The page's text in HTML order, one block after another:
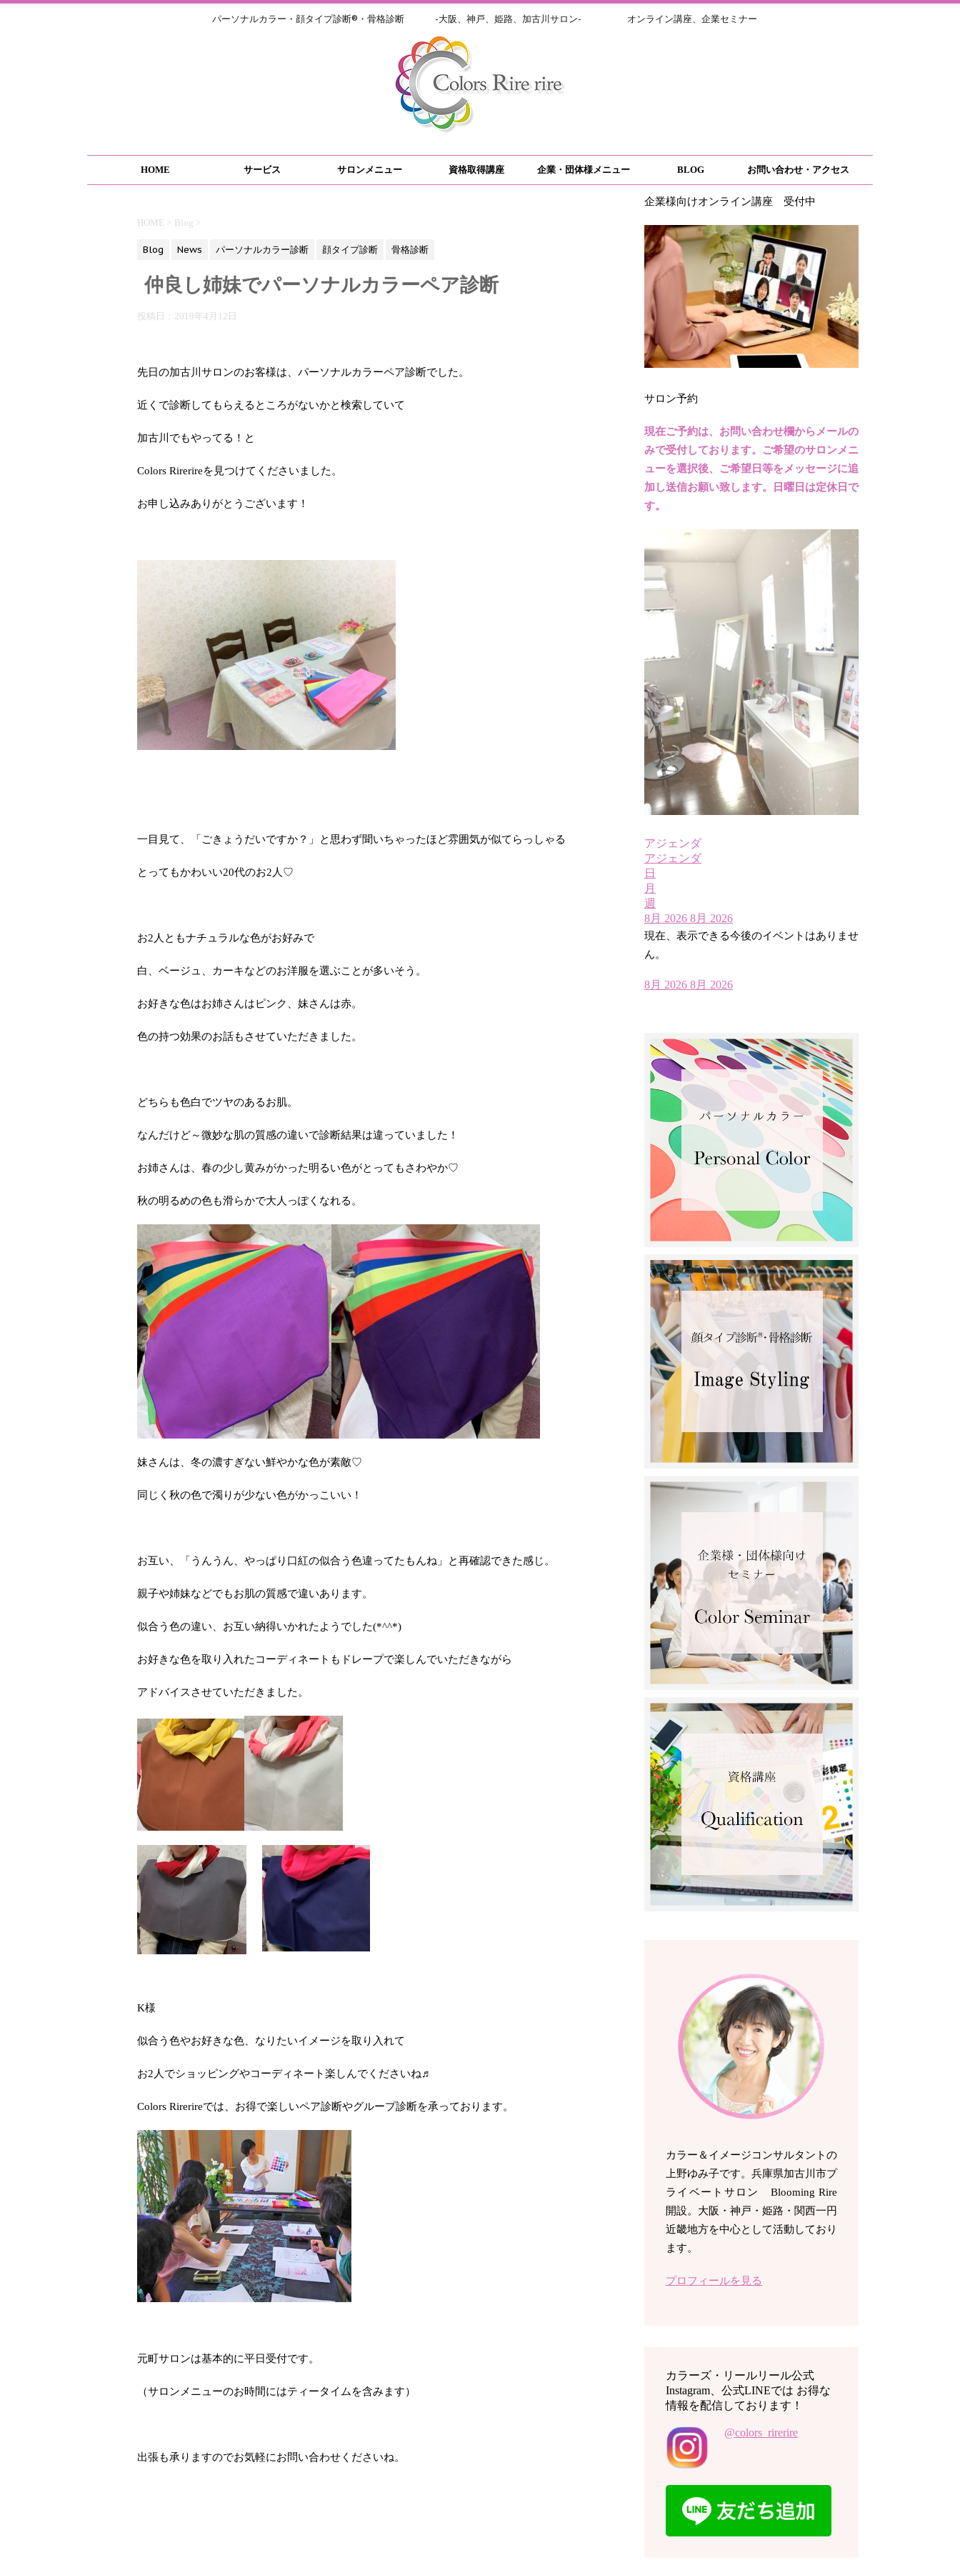
パーソナルカラー・顔タイプ診断®・骨格診断 -大阪、神戸、姫路、加古川サロン- オンライン講座、企業セミナー
HOME サービス サロンメニュー 資格取得講座 企業・団体様メニュー BLOG お問い合わせ・アクセス
HOME > Blog >
Blog News パーソナルカラー診断 顔タイプ診断 骨格診断
仲良し姉妹でパーソナルカラーペア診断
投稿日： 2019年4月12日
先日の加古川サロンのお客様は、パーソナルカラーペア診断でした。
近くで診断してもらえるところがないかと検索していて
加古川でもやってる！と
Colors Rirerireを見つけてくださいました。
お申し込みありがとうございます！
一目見て、「ごきょうだいですか？」と思わず聞いちゃったほど雰囲気が似てらっしゃる
とってもかわいい20代のお2人♡
お2人ともナチュラルな色がお好みで
白、ベージュ、カーキなどのお洋服を選ぶことが多いそう。
お好きな色はお姉さんはピンク、妹さんは赤。
色の持つ効果のお話もさせていただきました。
どちらも色白でツヤのあるお肌。
なんだけど～微妙な肌の質感の違いで診断結果は違っていました！
お姉さんは、春の少し黄みがかった明るい色がとってもさわやか♡
秋の明るめの色も滑らかで大人っぽくなれる。
妹さんは、冬の濃すぎない鮮やかな色が素敵♡
同じく秋の色で濁りが少ない色がかっこいい！
お互い、「うんうん、やっぱり口紅の似合う色違ってたもんね」と再確認できた感じ。
親子や姉妹などでもお肌の質感で違いあります。
似合う色の違い、お互い納得いかれたようでした(*^^*)
お好きな色を取り入れたコーディネートもドレープで楽しんでいただきながら
アドバイスさせていただきました。
K様
似合う色やお好きな色、なりたいイメージを取り入れて
お2人でショッピングやコーディネート楽しんでくださいね♬
Colors Rirerireでは、お得で楽しいペア診断やグループ診断を承っております。
元町サロンは基本的に平日受付です。
（サロンメニューのお時間にはティータイムを含みます）
出張も承りますのでお気軽にお問い合わせくださいね。
企業様向けオンライン講座 受付中
サロン予約
現在ご予約は、お問い合わせ欄からメールの
みで受付しております。ご希望のサロンメニ
ューを選択後、ご希望日等をメッセージに追
加し送信お願い致します。日曜日は定休日で
す。
アジェンダ
アジェンダ
日
月
週
8月 2026 8月 2026
現在、表示できる今後のイベントはありませ
ん。
8月 2026 8月 2026
カラー＆イメージコンサルタントの
上野ゆみ子です。兵庫県加古川市プ
ライベートサロン Blooming Rire
開設。 大阪・神戸・姫路・関西一円
近畿地方を中心として活動しており
ます。
プロフィールを見る
カラーズ・リールリール公式
Instagram、公式LINEでは お得な
情報を配信しております！
@colors_rirerire